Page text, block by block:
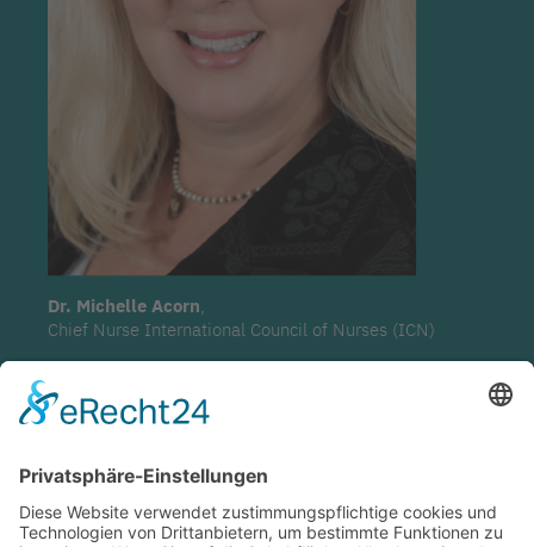
Dr. Michelle Acorn,
Chief Nurse International Council of Nurses (ICN)
"Only a massive investment in nursing will enable the